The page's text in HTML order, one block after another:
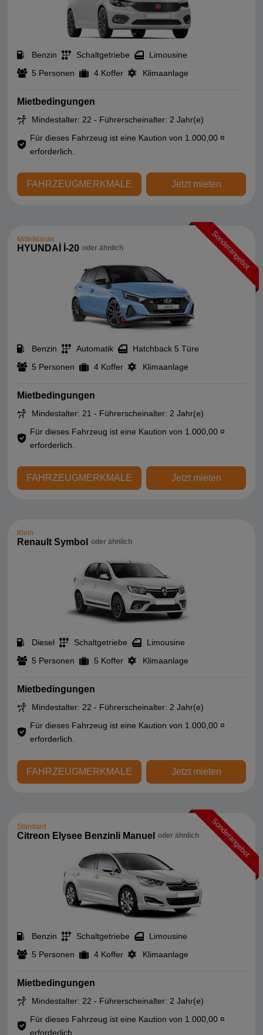
Benzin Schaltgetriebe
Limousine
5 Personen
4 Koffer Klimaanlage
Mietbedingungen
Mindestalter: 22 - Führerscheinalter: 2 Jahr(e)
Für dieses Fahrzeug ist eine Kaution von 1.000,00 ¤
erforderlich.
FAHRZEUGMERKMALE Jetzt mieten
Sonderangebot
Mittelklasse
HYUNDAİ İ-20 oder ähnlich
Benzin Automatik
Hatchback 5 Türe
5 Personen
4 Koffer Klimaanlage
Mietbedingungen
Mindestalter: 21 - Führerscheinalter: 2 Jahr(e)
Für dieses Fahrzeug ist eine Kaution von 1.000,00 ¤
erforderlich.
FAHRZEUGMERKMALE Jetzt mieten
Klein
Renault Symbol oder ähnlich
Diesel Schaltgetriebe
Limousine
5 Personen
5 Koffer Klimaanlage
Mietbedingungen
Mindestalter: 22 - Führerscheinalter: 2 Jahr(e)
Für dieses Fahrzeug ist eine Kaution von 1.000,00 ¤
erforderlich.
FAHRZEUGMERKMALE Jetzt mieten
Sonderangebot
Standard
Citreon Elysee Benzinli Manuel oder ähnlich
Benzin Schaltgetriebe
Limousine
5 Personen
4 Koffer Klimaanlage
Mietbedingungen
Mindestalter: 22 - Führerscheinalter: 2 Jahr(e)
Für dieses Fahrzeug ist eine Kaution von 1.000,00 ¤
erforderlich.